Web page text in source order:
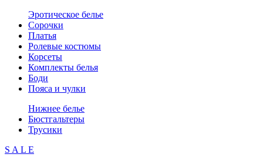
Эротическое белье
Сорочки
Платья
Ролевые костюмы
Корсеты
Комплекты белья
Боди
Пояса и чулки
Нижнее белье
Бюстгальтеры
Трусики
S A L E